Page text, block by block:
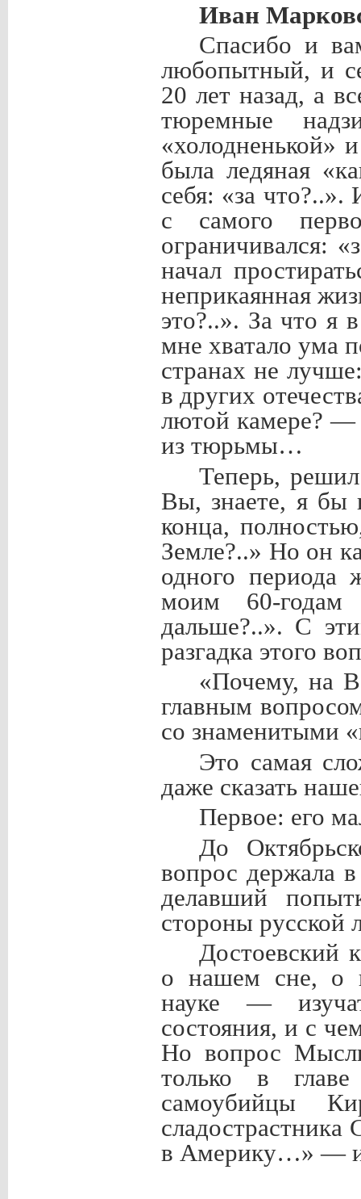
Иван
Спасибо и
любопытный, и
20 лет назад, а
тюремные
«холодненькой»
была ледяная
себя: «за что?..».
с самого
ограничивался:
начал
неприкаянная
это?..». За что я
мне хватало ума
странах не
в других
лютой камере? —
из тюрьмы…
Теперь,
Вы, знаете, я бы
конца,
Земле?..» Но он
одного
моим 60-
дальше?..». С
разгадка этого
«Почему, на
главным
со знаменитыми
Это самая
даже сказать
Первое: его
До
вопрос держала
делавший
стороны русской
Достоевский
о нашем сне, о
науке —
состояния, и с
Но вопрос
только в
самоубийцы
в Америку…» — и